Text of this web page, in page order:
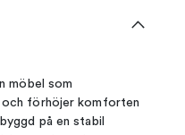
möbel som
förhöjer komforten
på en stabil